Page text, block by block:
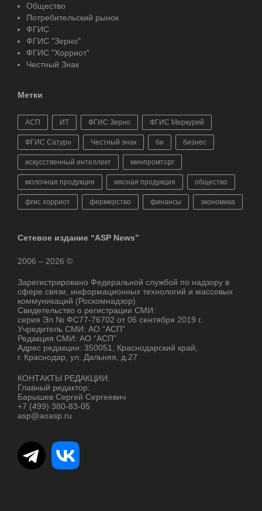
Общество
Потребительский рынок
ФГИС
ФГИС "Зерно"
ФГИС "Хорриот"
Честный Знак
Метки
АСП ИТ ФГИС Зерно ФГИС Меркурий
ФГИС Сатурн Честный знак би бизнес
искусственный интеллект минпромторг
молочная продукция мясная продукция общество
фгис хорриот фермерство финансы экономика
Сетевое издание “ASP News”
2006 – 2026 ©
Зарегистрировано Федеральной службой по надзору в
сфере связи, информационных технологий и массовых
коммуникаций (Роскомнадзор)
Свидетельство о регистрации СМИ:
серия Эл № ФС77-76702 от 06 сентября 2019 г.
Учредитель СМИ: АО “АСП”
Редакция СМИ: АО “АСП”
Адрес редакции: 350051, Краснодарский край,
г. Краснодар, ул. Дальняя, д.27
КОНТАКТЫ РЕДАКЦИИ:
Главный редактор:
Барышев Сергей Сергеевич
+7 (499) 380-83-05
asp@aoasp.ru